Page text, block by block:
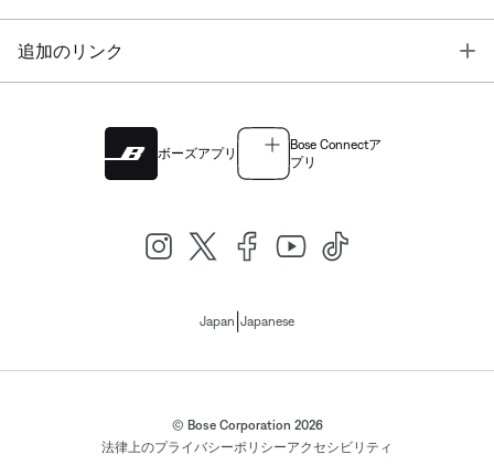
追加のリンク
ボーズアプリ
Bose Connectア
プリ
Japan Japanese
© Bose Corporation 2026
法律上のプライバシーポリシーアクセシビリティ